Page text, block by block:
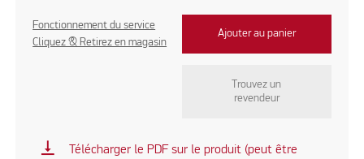
Fonctionnement du service
Cliquez & Retirez en magasin
Ajouter au panier
Trouvez un
revendeur
vertical_align_bottom
Télécharger le PDF sur le produit (peut être